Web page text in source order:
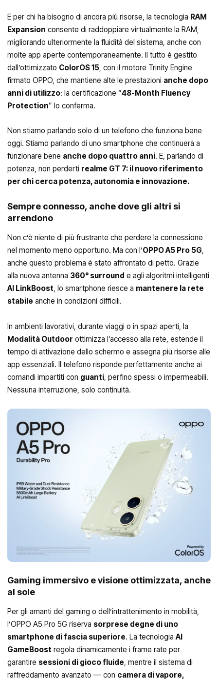
E per chi ha bisogno di ancora più risorse, la tecnologia RAM
Expansion consente di raddoppiare virtualmente la RAM,
migliorando ulteriormente la fluidità del sistema, anche con
molte app aperte contemporaneamente. Il tutto è gestito
dall’ottimizzato ColorOS 15, con il motore Trinity Engine
firmato OPPO, che mantiene alte le prestazioni anche dopo
anni di utilizzo: la certificazione “48-Month Fluency
Protection” lo conferma.
Non stiamo parlando solo di un telefono che funziona bene
oggi. Stiamo parlando di uno smartphone che continuerà a
funzionare bene anche dopo quattro anni. E, parlando di
potenza, non perderti realme GT 7: il nuovo riferimento
per chi cerca potenza, autonomia e innovazione.
Sempre connesso, anche dove gli altri si
arrendono
Non c’è niente di più frustrante che perdere la connessione
nel momento meno opportuno. Ma con l’OPPO A5 Pro 5G,
anche questo problema è stato affrontato di petto. Grazie
alla nuova antenna 360° surround e agli algoritmi intelligenti
AI LinkBoost, lo smartphone riesce a mantenere la rete
stabile anche in condizioni difficili.
In ambienti lavorativi, durante viaggi o in spazi aperti, la
Modalità Outdoor ottimizza l’accesso alla rete, estende il
tempo di attivazione dello schermo e assegna più risorse alle
app essenziali. Il telefono risponde perfettamente anche ai
comandi impartiti con guanti , perfino spessi o impermeabili.
Nessuna interruzione, solo continuità.
Gaming immersivo e visione ottimizzata, anche
al sole
Per gli amanti del gaming o dell’intrattenimento in mobilità,
l’OPPO A5 Pro 5G riserva sorprese degne di uno
smartphone di fascia superiore. La tecnologiaAI
GameBoost regola dinamicamente i frame rate per
garantire sessioni di gioco fluide, mentre il sistema di
raffreddamento avanzato — con camera di vapore,